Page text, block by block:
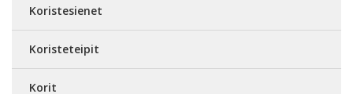
Koristesienet
Koristeteipit
Korit